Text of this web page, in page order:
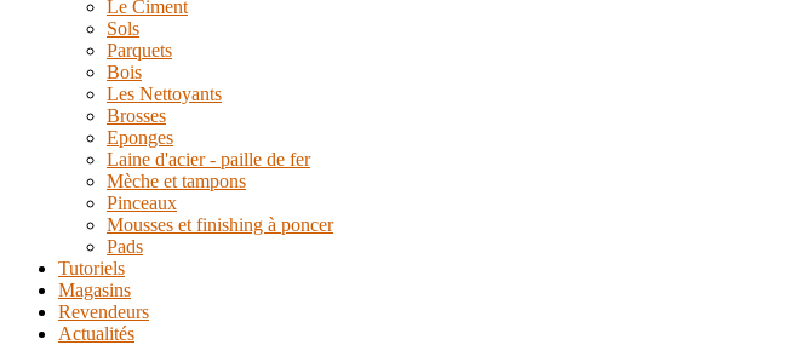
Le Ciment
Sols
Parquets
Bois
Les Nettoyants
Brosses
Eponges
Laine d'acier - paille de fer
Mèche et tampons
Pinceaux
Mousses et finishing à poncer
Pads
Tutoriels
Magasins
Revendeurs
Actualités